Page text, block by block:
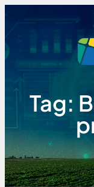
Tag: